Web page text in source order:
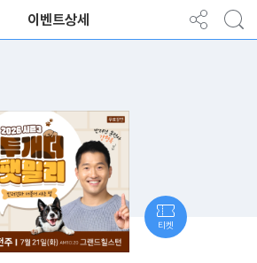
이벤트상세
티켓